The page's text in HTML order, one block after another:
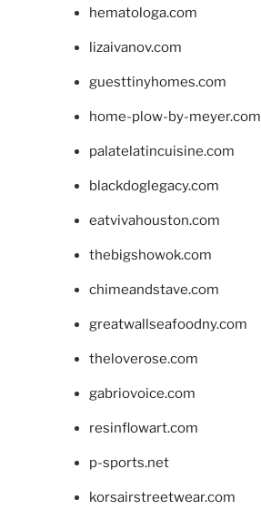
hematologa.com
lizaivanov.com
guesttinyhomes.com
home-plow-by-meyer.com
palatelatincuisine.com
blackdoglegacy.com
eatvivahouston.com
thebigshowok.com
chimeandstave.com
greatwallseafoodny.com
theloverose.com
gabriovoice.com
resinflowart.com
p-sports.net
korsairstreetwear.com